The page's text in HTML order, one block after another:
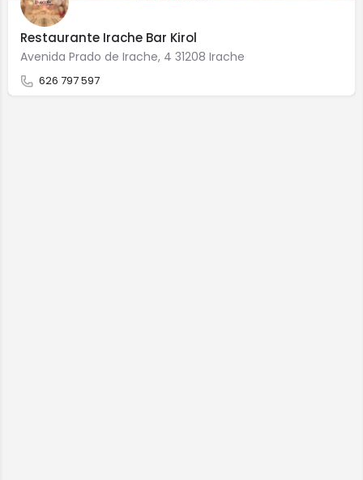
Restaurante Irache Bar Kirol
Avenida Prado de Irache, 4 31208 Irache
626 797 597